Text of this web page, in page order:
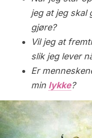
jeg at jeg skal
gjøre?
Vil jeg at
slik jeg lever
Er
min lykke?